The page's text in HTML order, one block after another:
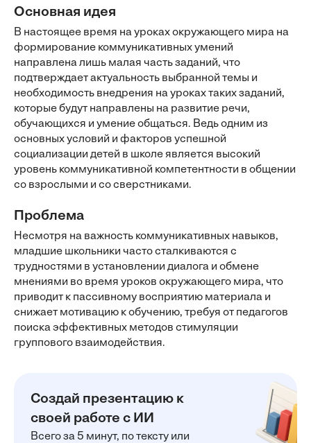
Основная идея
В настоящее время на уроках окружающего мира на
формирование коммуникативных умений
направлена лишь малая часть заданий, что
подтверждает актуальность выбранной темы и
необходимость внедрения на уроках таких заданий,
которые будут направлены на развитие речи,
обучающихся и умение общаться. Ведь одним из
основных условий и факторов успешной
социализации детей в школе является высокий
уровень коммуникативной компетентности в общении
со взрослыми и со сверстниками.
Проблема
Несмотря на важность коммуникативных навыков,
младшие школьники часто сталкиваются с
трудностями в установлении диалога и обмене
мнениями во время уроков окружающего мира, что
приводит к пассивному восприятию материала и
снижает мотивацию к обучению, требуя от педагогов
поиска эффективных методов стимуляции
группового взаимодействия.
Создай презентацию к
своей работе с ИИ
Всего за 5 минут, по тексту или